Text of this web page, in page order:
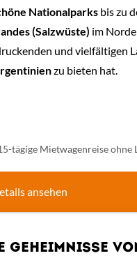
Nationalparks bis zu
(Salzwüste) im
und vielfältigen
zu bieten hat.
tägige Mietwagenreise ohne
ansehen
GEHEIMNISSE